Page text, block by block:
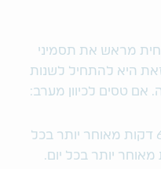
מראש את תסמיני
היא להתחיל לשנות
כדאי ללכת לישון 30 עד 60 דקות מאוחר יותר בכל